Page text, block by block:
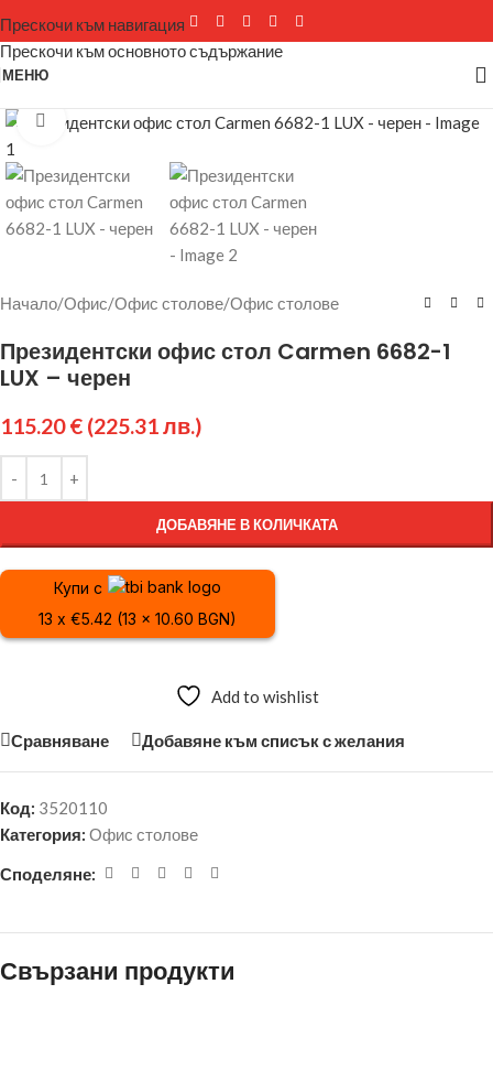
Прескочи към навигация
Прескочи към основното съдържание
МЕНЮ
Щракнете за уголемяване
Начало/Офис/Офис столове/Офис столове
Президентски офис стол Carmen 6682-1
LUX – черен
115.20€ (225.31 лв.)
ДОБАВЯНЕ В КОЛИЧКАТА
Купи с
13 x €5.42 (13 x 10.60 BGN)
Add to wishlist
Сравняване Добавяне към списък с желания
Код: 3520110
Категория: Офис столове
Споделяне:
Свързани продукти